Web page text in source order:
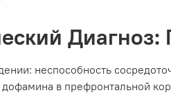
неспособность
в префронтальной